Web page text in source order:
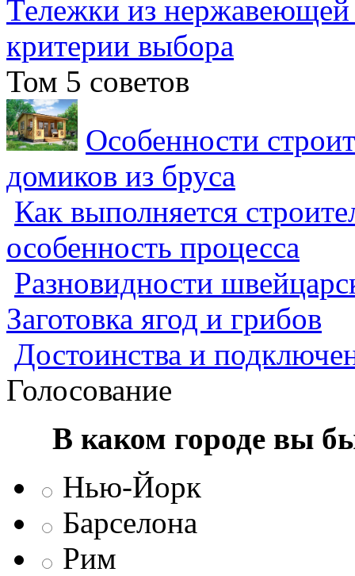
Тележки из
критерии выбора
Том 5 советов
Особенности
домиков из бруса
Как выполняется
особенность процесса
Разновидности
Заготовка ягод и грибов
Достоинства и
Голосование
В каком городе вы
Нью-Йорк
Барселона
Рим